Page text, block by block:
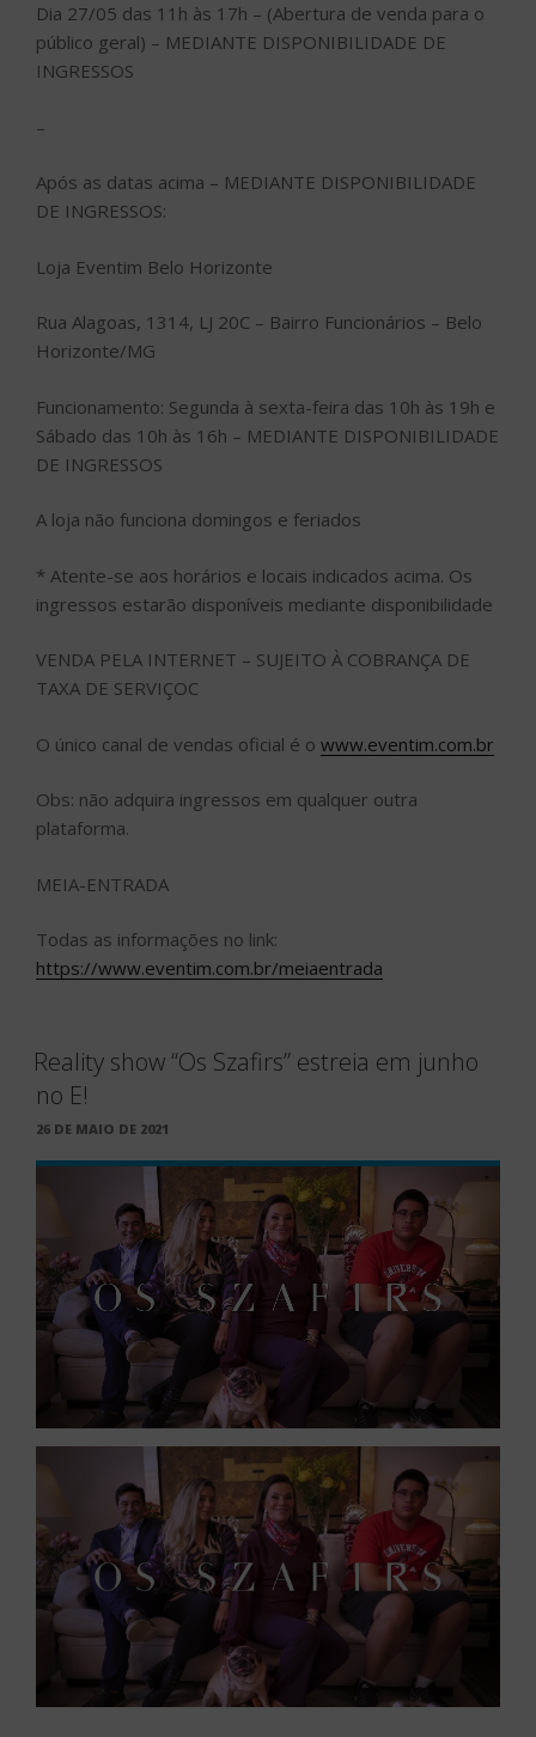
Dia 27/05 das 11h às 17h – (Abertura de venda para o
público geral) – MEDIANTE DISPONIBILIDADE DE
INGRESSOS
–
Após as datas acima – MEDIANTE DISPONIBILIDADE
DE INGRESSOS:
Loja Eventim Belo Horizonte
Rua Alagoas, 1314, LJ 20C – Bairro Funcionários – Belo
Horizonte/MG
Funcionamento: Segunda à sexta-feira das 10h às 19h e
Sábado das 10h às 16h – MEDIANTE DISPONIBILIDADE
DE INGRESSOS
A loja não funciona domingos e feriados
* Atente-se aos horários e locais indicados acima. Os
ingressos estarão disponíveis mediante disponibilidade
VENDA PELA INTERNET – SUJEITO À COBRANÇA DE
TAXA DE SERVIÇOC
O único canal de vendas oficial é o www.eventim.com.br
Obs: não adquira ingressos em qualquer outra
plataforma.
MEIA-ENTRADA
Todas as informações no link:
https://www.eventim.com.br/meiaentrada
Reality show “Os Szafirs” estreia em junho
no E!
PUBLICADO
26 DE MAIO DE 2021